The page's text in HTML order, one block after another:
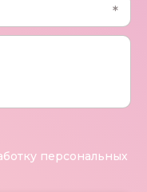
персональных